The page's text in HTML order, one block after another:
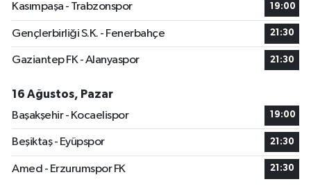
Kasımpaşa - Trabzonspor 19:00
Gençlerbirliği S.K. - Fenerbahçe 21:30
Gaziantep FK - Alanyaspor 21:30
16 Ağustos, Pazar
Başakşehir - Kocaelispor
19:00
Beşiktaş - Eyüpspor 21:30
Amed - Erzurumspor FK 21:30